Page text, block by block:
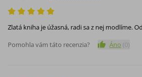
Zlatá kniha je úžasná, radi sa z nej modlíme.
Pomohla vám táto recenzia?
Áno (0)